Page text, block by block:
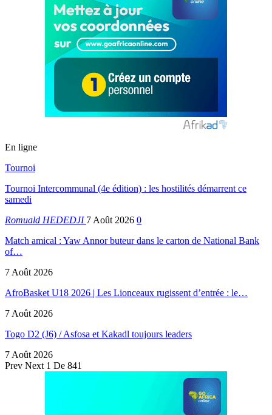
En ligne
Tournoi
Tournoi Intercommunal (4e édition) : les hostilités démarrent ce
samedi
Romuald HEDEDJI 7 Août 2026 0
Match amical : Yaw Annor buteur dans le carton de National Bank
of…
7 Août 2026
AfroBasket U18 2026 | Les Lionceaux rugissent d’entrée : le…
7 Août 2026
Togo D2 (J6) / Asfosa et Kakadl toujours leaders
7 Août 2026
Prev Next 1 De 841